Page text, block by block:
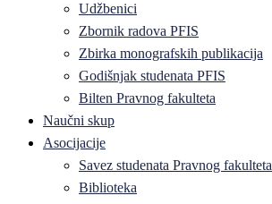
Udžbenici
Zbornik radova PFIS
Zbirka monografskih publikacija
Godišnjak studenata PFIS
Bilten Pravnog fakulteta
Naučni skup
Asocijacije
Savez studenata Pravnog fakulteta
Biblioteka